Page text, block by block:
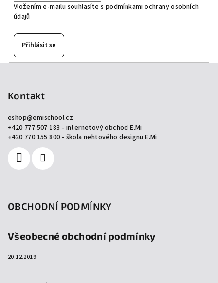
Vložením e-mailu souhlasíte s podmínkami ochrany osobních
údajů
Přihlásit se
Kontakt
eshop@emischool.cz
+420 777 507 183 - internetový obchod E.Mi
+420 770 155 800 - škola nehtového designu E.Mi
OBCHODNÍ PODMÍNKY
Všeobecné obchodní podmínky
20.12.2019